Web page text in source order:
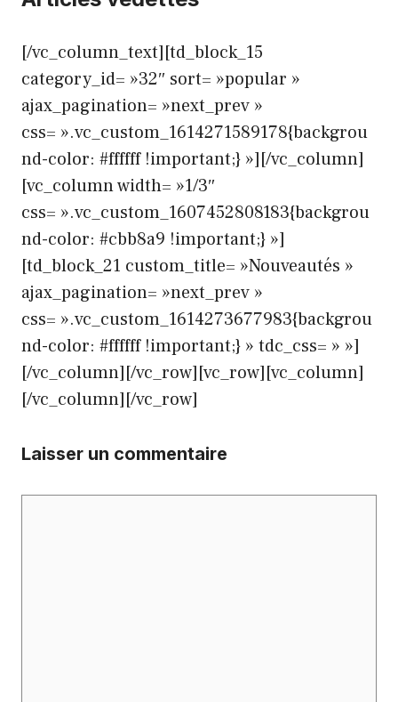
[/vc_column_text][td_block_15
category_id= »32″ sort= »popular »
ajax_pagination= »next_prev »
css= ».vc_custom_1614271589178{backgrou
nd-color: #ffffff !important;} »][/vc_column]
[vc_column width= »1/3″
css= ».vc_custom_1607452808183{backgrou
nd-color: #cbb8a9 !important;} »]
[td_block_21 custom_title= »Nouveautés »
ajax_pagination= »next_prev »
css= ».vc_custom_1614273677983{backgrou
nd-color: #ffffff !important;} » tdc_css= » »]
[/vc_column][/vc_row][vc_row][vc_column]
[/vc_column][/vc_row]
Laisser un commentaire